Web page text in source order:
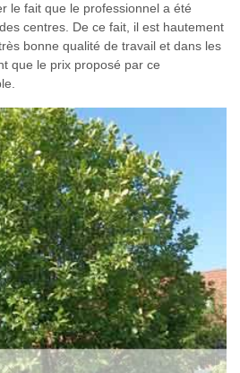
le fait que le professionnel a été
centres. De ce fait, il est hautement
bonne qualité de travail et dans les
que le prix proposé par ce